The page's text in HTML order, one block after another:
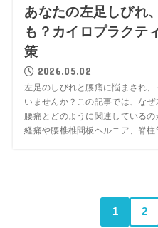
あなたの左足しびれ
も？カイロプラクテ
策
2026.05.02
左足のしびれと腰痛に悩まされ
いませんか？この記事では、な
腰痛とどのように関連している
経痛や腰椎椎間板ヘルニア、脊柱
1 2